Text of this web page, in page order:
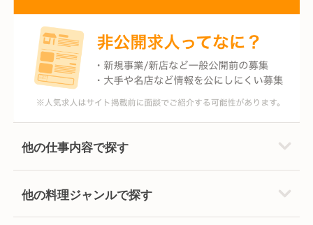
他の仕事内容で探す
他の料理ジャンルで探す